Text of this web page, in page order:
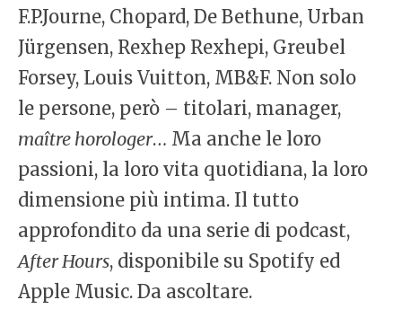
F.P.Journe, Chopard, De Bethune, Urban
Jürgensen, Rexhep Rexhepi, Greubel
Forsey, Louis Vuitton, MB&F. Non solo
le persone, però – titolari, manager,
maître horologer… Ma anche le loro
passioni, la loro vita quotidiana, la loro
dimensione più intima. Il tutto
approfondito da una serie di podcast,
After Hours, disponibile su Spotify ed
Apple Music. Da ascoltare.